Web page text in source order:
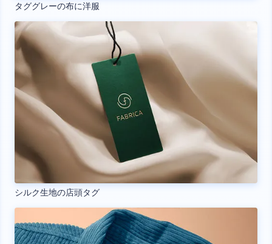
タググレーの布に洋服
シルク生地の店頭タグ